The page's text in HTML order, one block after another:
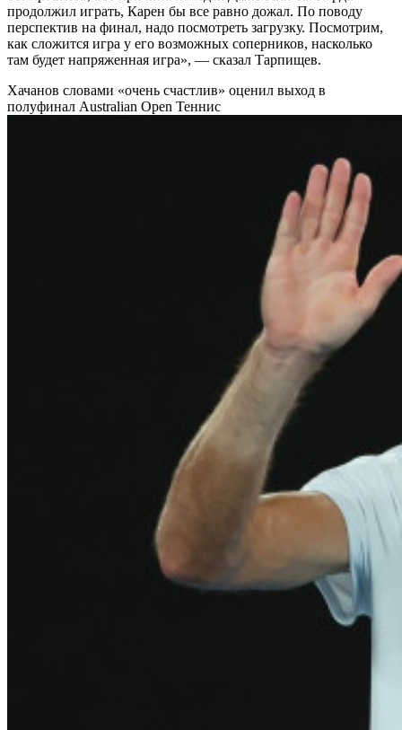
продолжил играть, Карен бы все равно дожал. По поводу
перспектив на финал, надо посмотреть загрузку. Посмотрим,
как сложится игра у его возможных соперников, насколько
там будет напряженная игра», — сказал Тарпищев.
Хачанов словами «очень счастлив» оценил выход в
полуфинал Australian Open Теннис